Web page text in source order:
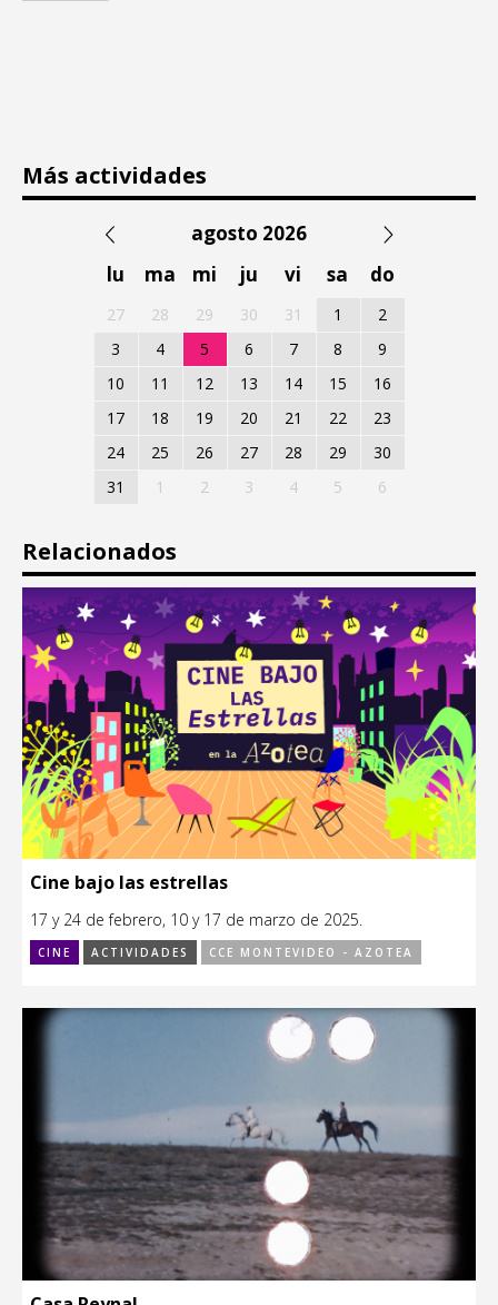
Más actividades
agosto 2026
lu
ma mi ju vi sa do
27 28 29 30 31 1
2
3
4 5 6 7 8
9
10
11 12 13 14 15
16
17
18 19 20 21 22
23
24
25 26 27 28 29
30
31
1 2 3 4 5 6
Relacionados
Cine bajo las estrellas
17 y 24 de febrero, 10 y 17 de marzo de 2025.
CINE ACTIVIDADES CCE MONTEVIDEO - AZOTEA